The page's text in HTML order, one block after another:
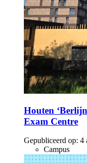
Houten
Exam Centre
Gepubliceerd op: 4
Campus